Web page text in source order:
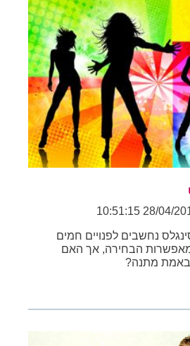
נחשבים לפנויים חמים
הבחירה, אך האם
באמת מתנה?